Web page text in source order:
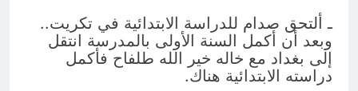
ـ ألتحق صدام للدراسة الابتدائية في تكريت..
وبعد أن أكمل السنة الأولى بالمدرسة انتقل
إلى بغداد مع خاله خير الله طلفاح فأكمل
دراسته الابتدائية هناك.